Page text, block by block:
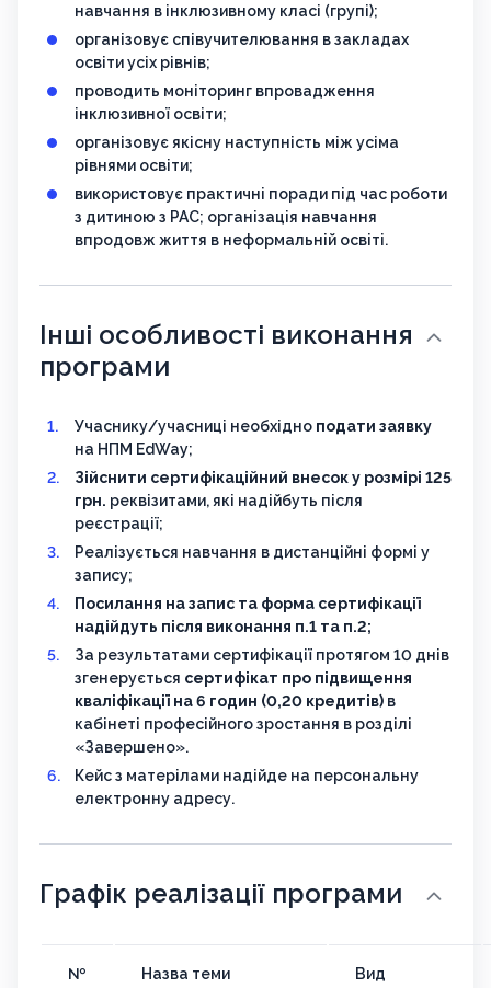
навчання в інклюзивному класі (групі);
організовує співучителювання в закладах
освіти усіх рівнів;
проводить моніторинг впровадження
інклюзивної освіти;
організовує якісну наступність між усіма
рівнями освіти;
використовує практичні поради під час роботи
з дитиною з РАС; організація навчання
впродовж життя в неформальній освіті.
Інші особливості виконання
програми
Учаснику/учасниці необхідно подати заявку
на НПМ EdWay;
Зійснити сертифікаційний внесок у розмірі 125
грн. реквізитами, які надійбуть після
реєстрації;
Реалізується навчання в дистанційні формі у
запису;
Посилання на запис та форма сертифікації
надійдуть після виконання п.1 та п.2;
За результатами сертифікації протягом 10 днів
згенерується сертифікат про підвищення
кваліфікації на 6 годин (0,20 кредитів) в
кабінеті професійного зростання в розділі
«Завершено».
Кейс з матерілами надійде на персональну
електронну адресу.
Графік реалізації програми
№ Назва теми Вид